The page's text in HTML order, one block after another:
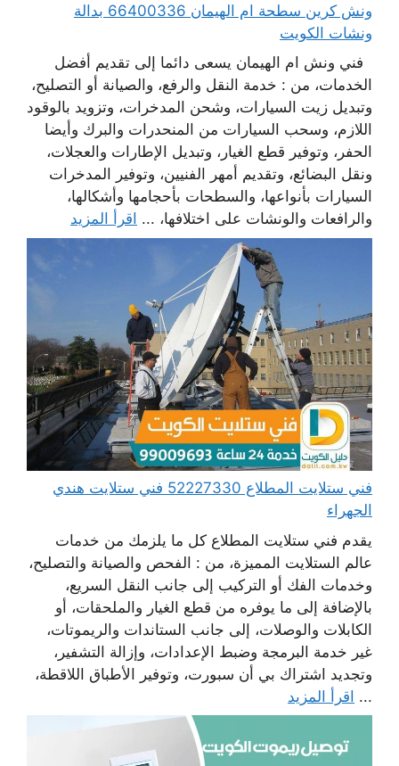
ونش كرين سطحة ام الهيمان 66400336 بدالة
ونشات الكويت
فني ونش ام الهيمان يسعى دائما إلى تقديم أفضل
الخدمات، من : خدمة النقل والرفع، والصيانة أو التصليح،
وتبديل زيت السيارات، وشحن المدخرات، وتزويد بالوقود
اللازم، وسحب السيارات من المنحدرات والبرك وأيضا
الحفر، وتوفير قطع الغيار، وتبديل الإطارات والعجلات،
ونقل البضائع، وتقديم أمهر الفنيين، وتوفير المدخرات
السيارات بأنواعها، والسطحات بأحجامها وأشكالها،
والرافعات والونشات على اختلافها، ... اقرأ المزيد
فني ستلايت المطلاع 52227330 فني ستلايت هندي
الجهراء
يقدم فني ستلايت المطلاع كل ما يلزمك من خدمات
عالم الستلايت المميزة، من : الفحص والصيانة والتصليح،
وخدمات الفك أو التركيب إلى جانب النقل السريع،
بالإضافة إلى ما يوفره من قطع الغيار والملحقات، أو
الكابلات والوصلات، إلى جانب الستاندات والريموتات،
غير خدمة البرمجة وضبط الإعدادات، وإزالة التشفير،
وتجديد اشتراك بي أن سبورت، وتوفير الأطباق اللاقطة،
... اقرأ المزيد